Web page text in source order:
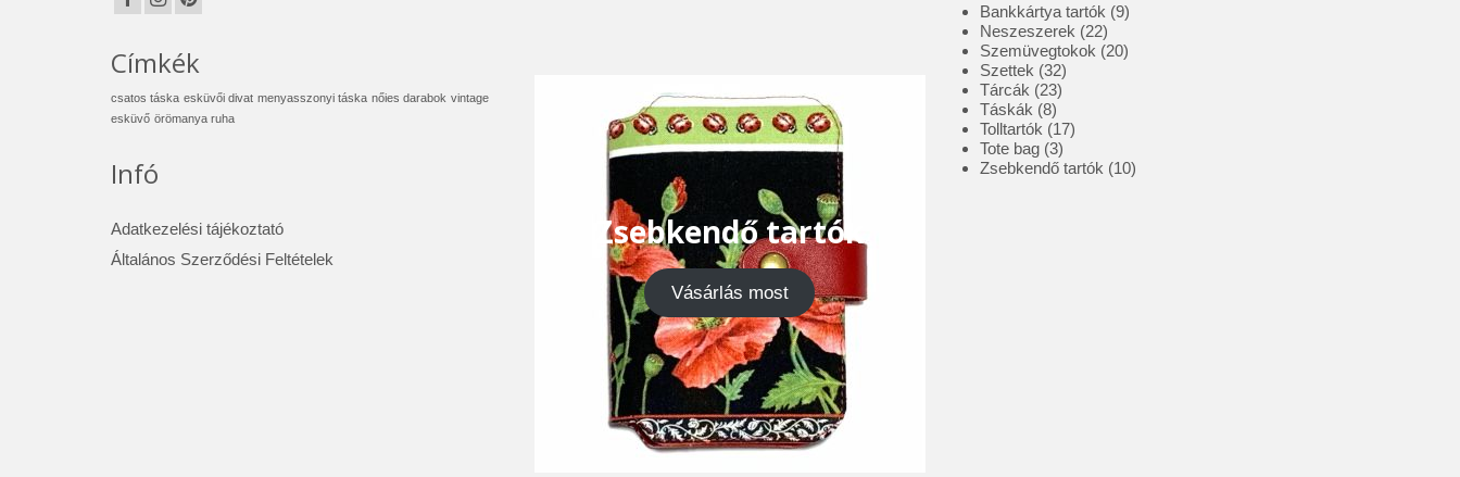
Címkék
csatos táska esküvői divat menyasszonyi táska nőies darabok vintage
esküvő örömanya ruha
Infó
Adatkezelési tájékoztató
Általános Szerződési Feltételek
Zsebkendő tartók
Vásárlás most
Bankkártya tartók 99
Neszeszerek 2222
termék
Szemüvegtokok 2020
Szettek 3232
termék
Tárcák 2323
termék
Táskák 88
termék
Tolltartók 1717
Tote bag 33
termék
Zsebkendő tartók 1010